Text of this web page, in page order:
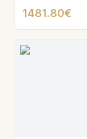
1481.80€